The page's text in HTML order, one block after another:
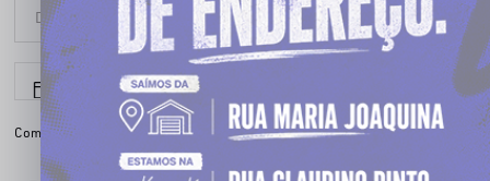
Parcele em até
Compartilhe: